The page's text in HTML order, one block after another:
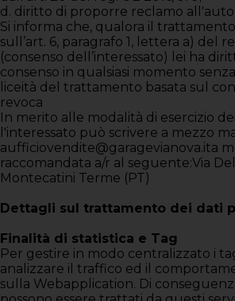
d. diritto di proporre reclamo
Si informa che, qualora il
sull’art. 6, paragrafo 1, lettera a) del
(consenso dell’interessato) lei ha
consenso in qualsiasi momento
liceità del trattamento basata sul
revoca
In merito alle modalità di esercizio
l'interessato può scrivere a mezzo
aufficiovendite@garagevianova.ita
raccomandata a/r al seguente:Via Del
Montecatini Terme (PT)
Dettagli sul trattamento dei dati
Finalità di statistica e Tag
Per gestire in modo centralizzato i
analizzare il traffico ed il
sulla Webapplication. Di